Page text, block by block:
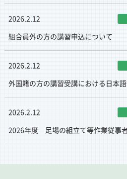
2026.2.12
組合員外の方の講習申込について
2026.2.12
外国籍の方の講習受講における日本
2026.2.12
2026年度 足場の組立て等作業従事